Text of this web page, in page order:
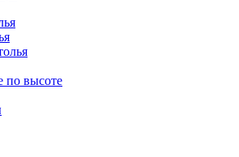
по высоте